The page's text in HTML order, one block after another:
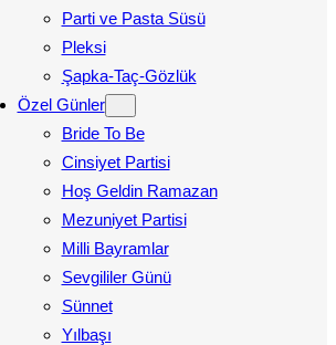
Parti ve Pasta Süsü
Pleksi
Şapka-Taç-Gözlük
Özel Günler
Bride To Be
Cinsiyet Partisi
Hoş Geldin Ramazan
Mezuniyet Partisi
Milli Bayramlar
Sevgililer Günü
Sünnet
Yılbaşı